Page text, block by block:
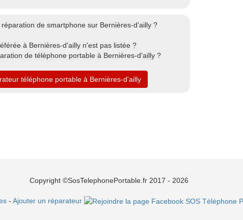
de smartphone sur Bernières-d'ailly ?
à Bernières-d'ailly n'est pas listée ?
de téléphone portable à Bernières-d'ailly ?
téléphone portable à Bernières-d'ailly
Copyright ©SosTelephonePortable.fr 2017 - 2026
- Ajouter un réparateur